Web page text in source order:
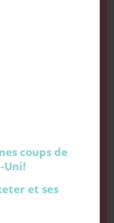
coups de
Uni!
et ses